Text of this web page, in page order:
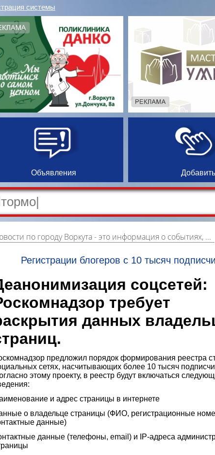
системы
Объявления Добавить
по городу Воркута- это информация о событиях, мероприятиях и торгово-коммерческой деятельности города. Страницу наполняют платные и бесплатные объявления, имеющие функцию "поднятия вверх списка".
Регистрации блогеров с 10 тысяч
соцсетей:
требует
данных
предложил порядок формирования реестра
сетях, насчитывающих более 10 тысяч
этому проекту, в реестр будут включаться
и адрес страницы в интернете
о владельце страницы (ФИО, регистрационные
данные)
данные (телефоны, email) и IP-адреса